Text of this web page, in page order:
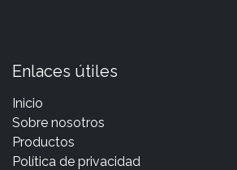
Enlaces útiles
Inicio
Sobre nosotros
Productos
Política de privacidad